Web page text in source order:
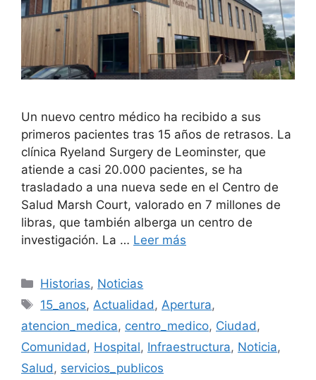
Un nuevo centro médico ha recibido a sus
primeros pacientes tras 15 años de retrasos. La
clínica Ryeland Surgery de Leominster, que
atiende a casi 20.000 pacientes, se ha
trasladado a una nueva sede en el Centro de
Salud Marsh Court, valorado en 7 millones de
libras, que también alberga un centro de
investigación. La … Leer más
Categorías
Historias, Noticias
Etiquetas
15_anos, Actualidad , Apertura,
atencion_medica, centro_medico, Ciudad ,
Comunidad , Hospital, Infraestructura, Noticia,
Salud , servicios_publicos